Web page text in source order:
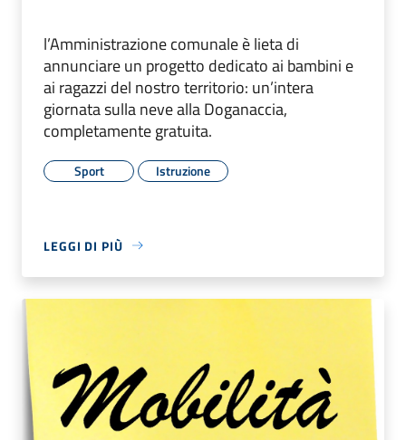
l’Amministrazione comunale è lieta di
annunciare un progetto dedicato ai bambini e
ai ragazzi del nostro territorio: un’intera
giornata sulla neve alla Doganaccia,
completamente gratuita.
Sport Istruzione
LEGGI DI PIÙ